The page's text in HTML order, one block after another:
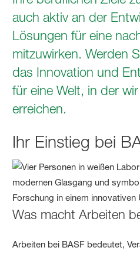
auch aktiv an der
Lösungen für eine
mitzuwirken. Werden
das Innovation und
für eine Welt, in der
erreichen.
Ihr Einstieg bei
Was macht Arbeiten
Arbeiten bei BASF bedeutet,